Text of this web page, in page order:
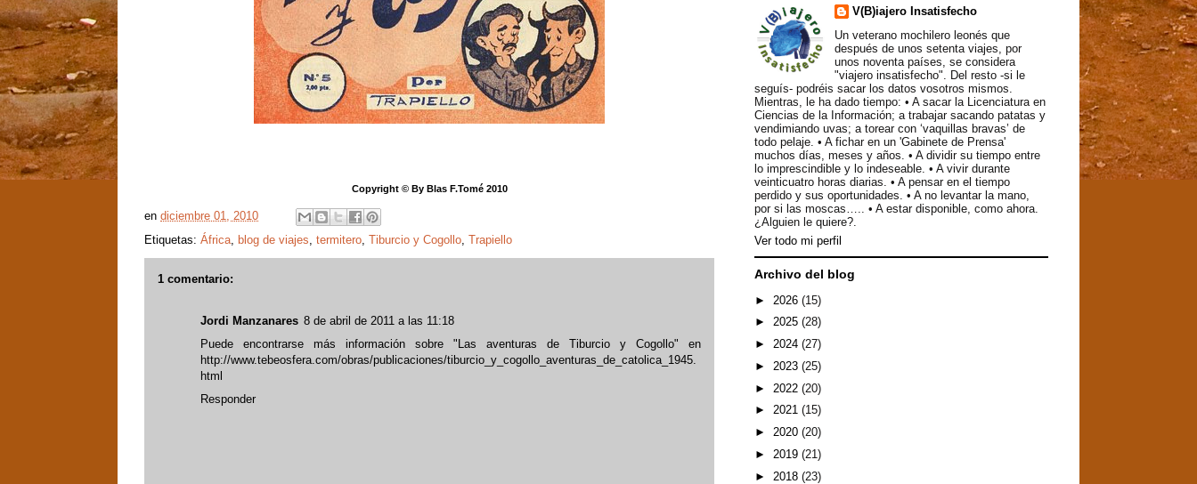
Copyright © By Blas F.Tomé 2010
en diciembre 01, 2010
Etiquetas: África, blog de viajes, termitero, Tiburcio y Cogollo, Trapiello
1 comentario:
Jordi Manzanares 8 de abril de 2011 a las 11:18
Puede encontrarse más información sobre "Las aventuras de Tiburcio y Cogollo" en
http://www.tebeosfera.com/obras/publicaciones/tiburcio_y_cogollo_aventuras_de_catolica_1945.
html
Responder
V(B)iajero Insatisfecho
Un veterano mochilero leonés que
después de unos setenta viajes, por
unos noventa países, se considera
"viajero insatisfecho". Del resto -si le
seguís- podréis sacar los datos vosotros mismos.
Mientras, le ha dado tiempo: • A sacar la Licenciatura en
Ciencias de la Información; a trabajar sacando patatas y
vendimiando uvas; a torear con ‘vaquillas bravas’ de
todo pelaje. • A fichar en un 'Gabinete de Prensa'
muchos días, meses y años. • A dividir su tiempo entre
lo imprescindible y lo indeseable. • A vivir durante
veinticuatro horas diarias. • A pensar en el tiempo
perdido y sus oportunidades. • A no levantar la mano,
por si las moscas….. • A estar disponible, como ahora.
¿Alguien le quiere?.
Ver todo mi perfil
Archivo del blog
► 2026 (15)
► 2025 (28)
► 2024 (27)
► 2023 (25)
► 2022 (20)
► 2021 (15)
► 2020 (20)
► 2019 (21)
► 2018 (23)